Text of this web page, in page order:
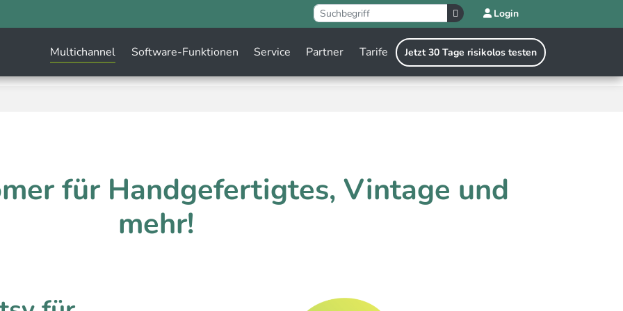
Login
Multichannel Software-Funktionen Service Partner Tarife Jetzt 30 Tage risikolos testen
für Handgefertigtes, Vintage und
mehr!